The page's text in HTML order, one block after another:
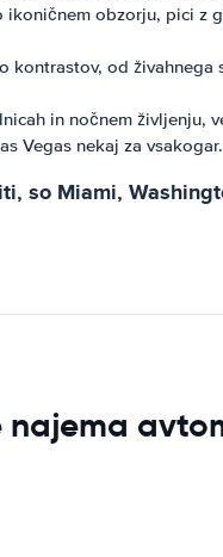
obzorju, pici z
kontrastov, od
in nočnem
Vegas nekaj za vsakogar.
so Miami,